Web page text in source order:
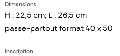
Dimensions
H : 22,5 cm; L : 26,5 cm
passe-partout format 40 x 50
Inscription